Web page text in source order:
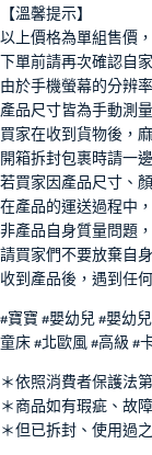
【溫馨提示】
以上價格為單組售價
下單前請再次確認自
由於手機螢幕的分辨
產品尺寸皆為手動測
買家在收到貨物後，
開箱拆封包裹時請一
若買家因產品尺寸、
在產品的運送過程中
非產品自身質量問題
請買家們不要放棄自
收到產品後，遇到任
#寶寶 #嬰幼兒 #嬰幼
童床 #北歐風 #高級 #
＊依照消費者保護法
＊商品如有瑕疵、故
＊但已拆封、使用過